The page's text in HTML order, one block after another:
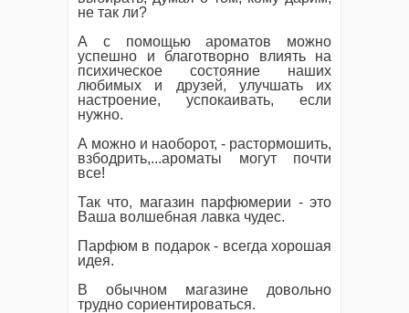
не так ли?
А с помощью ароматов можно
успешно и благотворно влиять на
психическое состояние наших
любимых и друзей, улучшать их
настроение, успокаивать, если
нужно.
А можно и наоборот, - растормошить,
взбодрить,...ароматы могут почти
все!
Так что, магазин парфюмерии - это
Ваша волшебная лавка чудес.
Парфюм в подарок - всегда хорошая
идея.
В обычном магазине довольно
трудно сориентироваться.